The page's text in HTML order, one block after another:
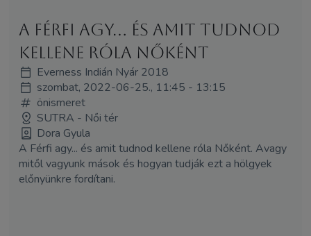
A Férfi agy... és amit tudnod
kellene róla Nőként
Everness Indián Nyár 2018
szombat, 2022-06-25., 11:45 - 13:15
önismeret
SUTRA - Női tér
Dora Gyula
A Férfi agy... és amit tudnod kellene róla Nőként. Avagy
mitől vagyunk mások és hogyan tudják ezt a hölgyek
előnyünkre fordítani.